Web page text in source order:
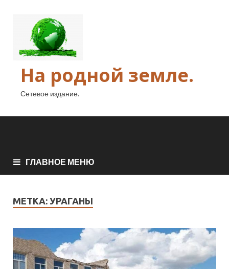
На родной земле.
Сетевое издание.
ГЛАВНОЕ МЕНЮ
МЕТКА: УРАГАНЫ